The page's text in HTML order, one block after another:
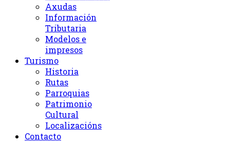
Axudas
Información
Tributaria
Modelos e
impresos
Turismo
Historia
Rutas
Parroquias
Patrimonio
Cultural
Localizacións
Contacto